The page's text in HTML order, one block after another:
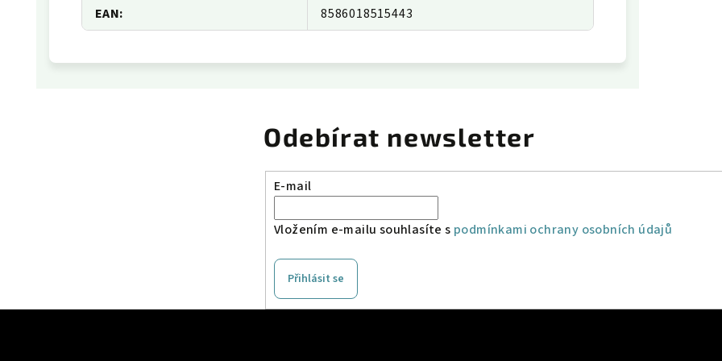
EAN: 8586018515443
Odebírat newsletter
E-mail
Vložením e-mailu souhlasíte s podmínkami ochrany osobních údajů
Přihlásit se